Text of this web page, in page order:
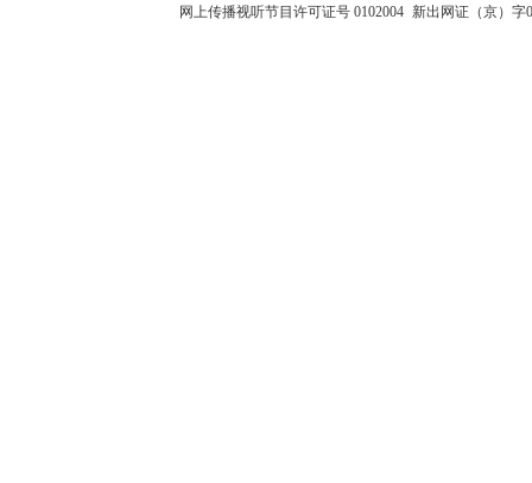
网上传播视听节目许可证号 0102004 新出网证（京）